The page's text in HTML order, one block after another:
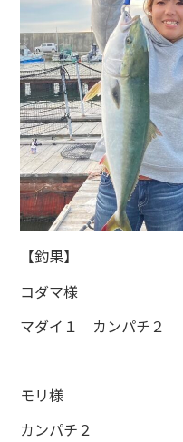
【釣果】
コダマ様
マダイ１ カンパチ２
モリ様
カンパチ２